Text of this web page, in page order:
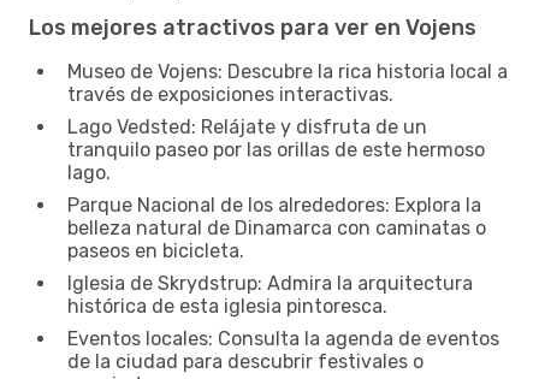
Los mejores atractivos para ver en Vojens
Museo de Vojens: Descubre la rica historia local a
través de exposiciones interactivas.
Lago Vedsted: Relájate y disfruta de un
tranquilo paseo por las orillas de este hermoso
lago.
Parque Nacional de los alrededores: Explora la
belleza natural de Dinamarca con caminatas o
paseos en bicicleta.
Iglesia de Skrydstrup: Admira la arquitectura
histórica de esta iglesia pintoresca.
Eventos locales: Consulta la agenda de eventos
de la ciudad para descubrir festivales o